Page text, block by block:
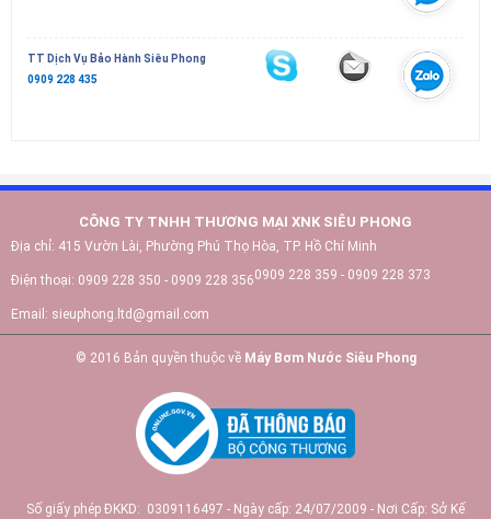
TT Dịch Vụ Bảo Hành Siêu Phong
0909 228 435
CÔNG TY TNHH THƯƠNG MẠI XNK SIÊU PHONG
Địa chỉ: 415 Vườn Lài, Phường Phú Thọ Hòa, TP. Hồ Chí Minh
Điện thoại: 0909 228 350 - 0909 228 3560909 228 359 - 0909 228 373
Email: sieuphong.ltd@gmail.com
© 2016 Bản quyền thuộc về Máy Bơm Nước Siêu Phong
Số giấy phép ĐKKD: 0309116497 - Ngày cấp: 24/07/2009 - Nơi Cấp: Sở Kế